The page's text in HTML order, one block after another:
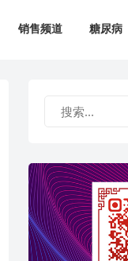
销售频道 糖尿病